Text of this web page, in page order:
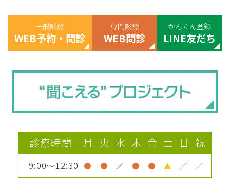
一般診療
WEB予約・問診
専門診療
WEB問診
かんたん登録
LINE友だち
診療時間 月 火 水 木 金 土 日 祝
9:00～12:30 ● ● ／ ● ● ▲ ／ ／